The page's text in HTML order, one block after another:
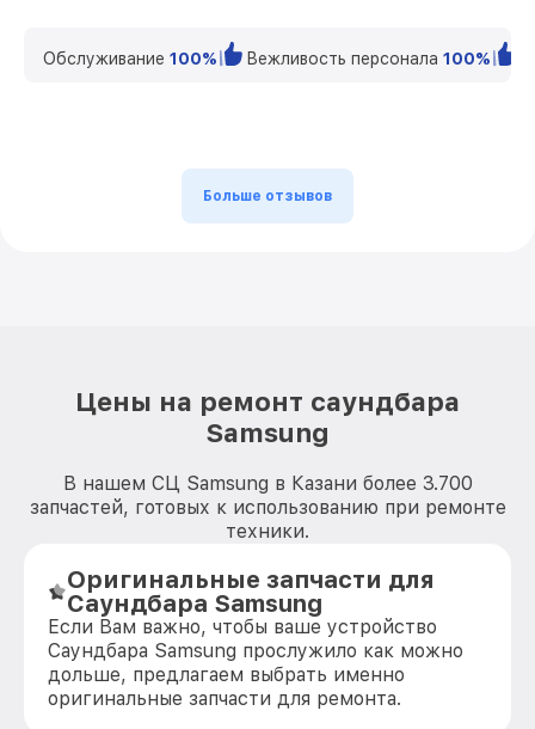
Обслуживание 100% Вежливость персонала 100%
Больше отзывов
Цены на ремонт саундбара
Samsung
В нашем СЦ Samsung в Казани более 3.700
запчастей, готовых к использованию при ремонте
техники.
Оригинальные запчасти для
Саундбара Samsung
Если Вам важно, чтобы ваше устройство
Саундбара Samsung прослужило как можно
дольше, предлагаем выбрать именно
оригинальные запчасти для ремонта.